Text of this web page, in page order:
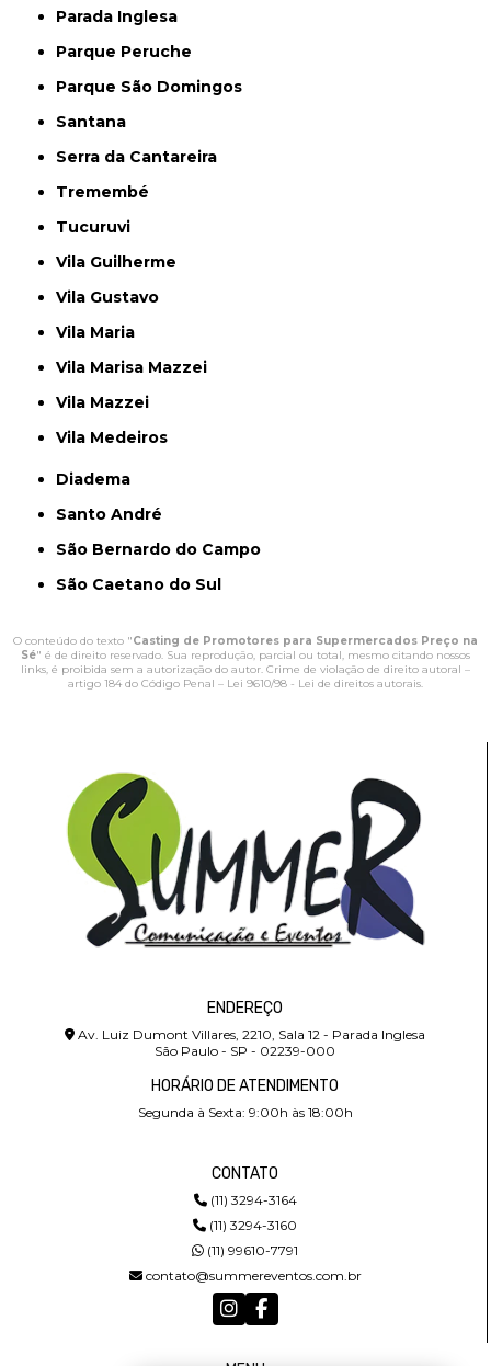
Parada Inglesa
Parque Peruche
Parque São Domingos
Santana
Serra da Cantareira
Tremembé
Tucuruvi
Vila Guilherme
Vila Gustavo
Vila Maria
Vila Marisa Mazzei
Vila Mazzei
Vila Medeiros
Diadema
Santo André
São Bernardo do Campo
São Caetano do Sul
O conteúdo do texto "Casting de Promotores para Supermercados Preço na
Sé" é de direito reservado. Sua reprodução, parcial ou total, mesmo citando nossos
links, é proibida sem a autorização do autor. Crime de violação de direito autoral –
artigo 184 do Código Penal – Lei 9610/98 - Lei de direitos autorais.
ENDEREÇO
Av. Luiz Dumont Villares, 2210, Sala 12 - Parada Inglesa
São Paulo - SP - 02239-000
HORÁRIO DE ATENDIMENTO
Segunda à Sexta: 9:00h às 18:00h
CONTATO
(11) 3294-3164
(11) 3294-3160
(11) 99610-7791
contato@summereventos.com.br